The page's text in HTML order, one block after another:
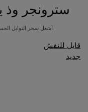
سترونجر وذ
أشعل سحر التوابل
قابل للنقش
جديد